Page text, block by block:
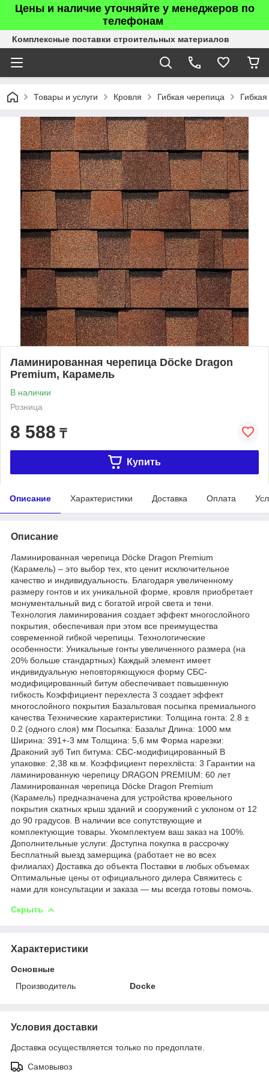
Цены и наличие уточняйте у менеджеров по
телефонам
Комплексные поставки строительных материалов
Товары и услуги Кровля Гибкая черепица
Ламинированная черепица Döcke Dragon
Premium, Карамель
В наличии
Розница
8 588 ₸
Купить
Описание Характеристики Доставка Оплата
Описание
Ламинированная черепица Döcke Dragon Premium
(Карамель) – это выбор тех, кто ценит исключительное
качество и индивидуальность. Благодаря увеличенному
размеру гонтов и их уникальной форме, кровля приобретает
монументальный вид с богатой игрой света и тени.
Технология ламинирования создает эффект многослойного
покрытия, обеспечивая при этом все преимущества
современной гибкой черепицы. Технологические
особенности: Уникальные гонты увеличенного размера (на
20% больше стандартных) Каждый элемент имеет
индивидуальную неповторяющуюся форму СБС-
модифицированный битум обеспечивает повышенную
гибкость Коэффициент перехлеста 3 создает эффект
многослойного покрытия Базальтовая посыпка премиального
качества Технические характеристики: Толщина гонта: 2.8 ±
0.2 (одного слоя) мм Посыпка: Базальт Длина: 1000 мм
Ширина: 391+-3 мм Толщина: 5,6 мм Форма нарезки:
Драконий зуб Тип битума: СБС-модифицированный В
упаковке: 2,38 кв.м. Коэффициент перехлёста: 3 Гарантии на
ламинированную черепицу DRAGON PREMIUM: 60 лет
Ламинированная черепица Döcke Dragon Premium
(Карамель) предназначена для устройства кровельного
покрытия скатных крыш зданий и сооружений с уклоном от 12
до 90 градусов. В наличии все сопутствующие и
комплектующие товары. Укомплектуем ваш заказ на 100%.
Дополнительные услуги: Доступна покупка в рассрочку
Бесплатный выезд замерщика (работает не во всех
филиалах) Доставка до объекта Поставки в любых объемах
Оптимальные цены от официального дилера Свяжитесь с
нами для консультации и заказа — мы всегда готовы помочь.
Скрыть
Характеристики
Основные
Производитель
Docke
Условия доставки
Доставка осуществляется только по предоплате.
Самовывоз